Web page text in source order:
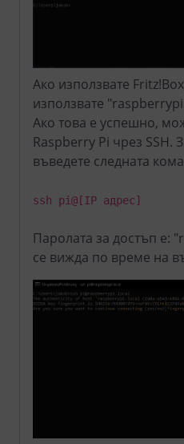
Ако използвате
използвате
Ако това е успешно,
Raspberry Pi чрез SSH.
въведете следната
ssh pi@[IP адрес]
Паролата за достъп е:
се вижда по време на